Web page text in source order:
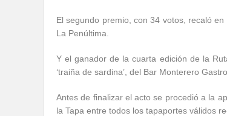
El segundo premio, con 34 votos, recaló
La Penúltima.
Y el ganador de la cuarta edición de la
‘traiña de sardina’, del Bar Monterero
Antes de finalizar el acto se procedió a la
la Tapa entre todos los tapaportes válidos